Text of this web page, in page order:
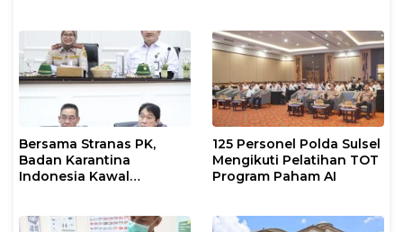
Bersama Stranas PK,
Badan Karantina
Indonesia Kawal
125 Personel Polda Sulsel
Mengikuti Pelatihan TOT
Program Paham AI